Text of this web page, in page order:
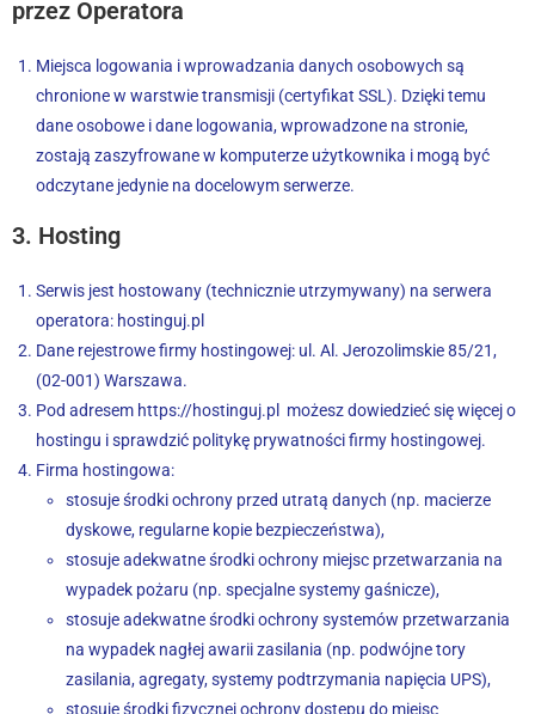
przez Operatora
Miejsca logowania i wprowadzania danych osobowych są
chronione w warstwie transmisji (certyfikat SSL). Dzięki temu
dane osobowe i dane logowania, wprowadzone na stronie,
zostają zaszyfrowane w komputerze użytkownika i mogą być
odczytane jedynie na docelowym serwerze.
3. Hosting
Serwis jest hostowany (technicznie utrzymywany) na serwera
operatora: hostinguj.pl
Dane rejestrowe firmy hostingowej: ul. Al. Jerozolimskie 85/21,
(02-001) Warszawa.
Pod adresem https://hostinguj.pl możesz dowiedzieć się więcej o
hostingu i sprawdzić politykę prywatności firmy hostingowej.
Firma hostingowa:
stosuje środki ochrony przed utratą danych (np. macierze
dyskowe, regularne kopie bezpieczeństwa),
stosuje adekwatne środki ochrony miejsc przetwarzania na
wypadek pożaru (np. specjalne systemy gaśnicze),
stosuje adekwatne środki ochrony systemów przetwarzania
na wypadek nagłej awarii zasilania (np. podwójne tory
zasilania, agregaty, systemy podtrzymania napięcia UPS),
stosuje środki fizycznej ochrony dostępu do miejsc